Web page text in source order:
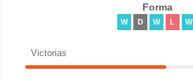
Forma
W D W L W
Victorias